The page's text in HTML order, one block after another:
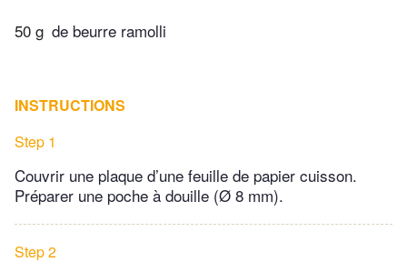
50 g de beurre ramolli
INSTRUCTIONS
Step 1
Couvrir une plaque d’une feuille de papier cuisson.
Préparer une poche à douille (Ø 8 mm).
Step 2